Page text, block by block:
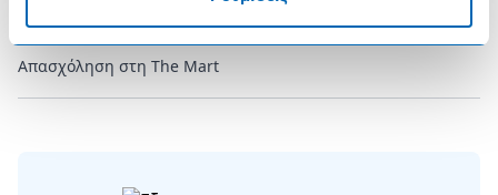
Συχνές Ερωτήσεις
Απασχόληση στη The Mart